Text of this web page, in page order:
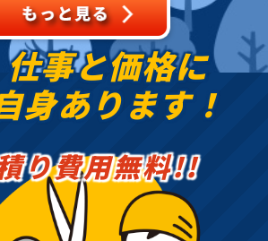
仕事と価格に
身あります！
り費用無料!!